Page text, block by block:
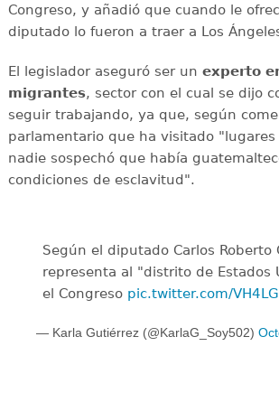
Congreso, y añadió que cuando le
diputado lo fueron a traer a Los
El legislador aseguró ser un experto
migrantes, sector con el cual se dijo
seguir trabajando, ya que, según
parlamentario que ha visitado "lugares
nadie sospechó que había
condiciones de esclavitud".
Según el diputado Carlos Roberto
representa al "distrito de Estados
el Congreso pic.twitter.com/
— Karla Gutiérrez (@KarlaG_Soy502)